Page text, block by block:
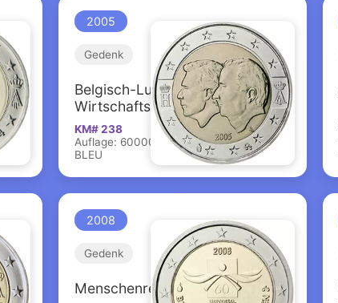
2005
Gedenk
Belgisch-Luxemburgische
Wirtschaftsunion
KM# 238
Auflage: 6000000
BLEU
2008
Gedenk
Menschenrechte